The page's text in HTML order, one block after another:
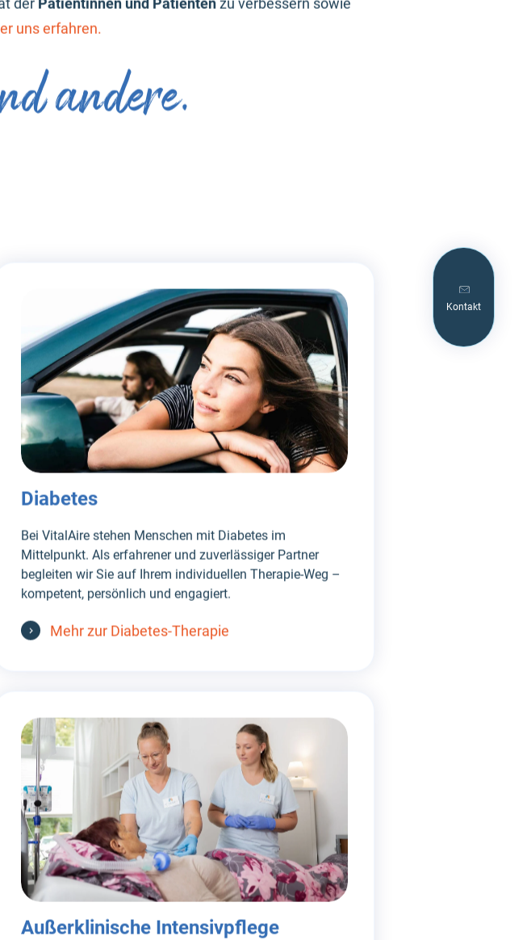
Kontakt
der Patientinnen und Patientenzu verbessern sowie
uns erfahren.
andere.
Diabetes
Bei VitalAire stehen Menschen mit Diabetes im
Mittelpunkt. Als erfahrener und zuverlässiger Partner
begleiten wir Sie auf Ihrem individuellen Therapie-Weg –
kompetent, persönlich und engagiert.
Mehr zur Diabetes-Therapie
Außerklinische Intensivpflege